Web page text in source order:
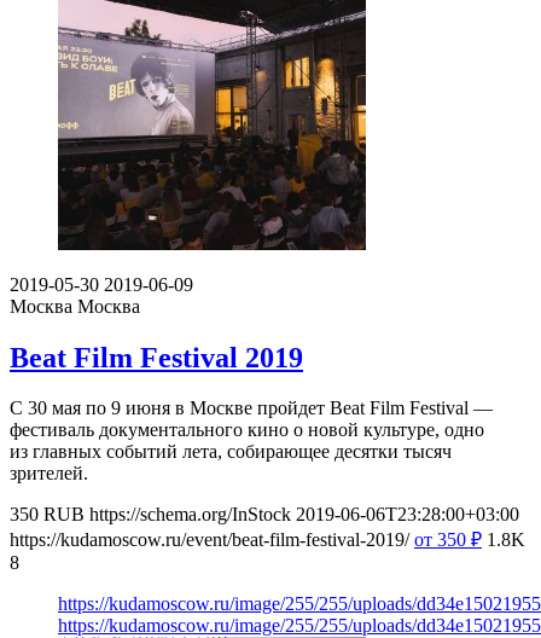
2019-05-30 2019-06-09
Москва Москва
Beat Film Festival 2019
С 30 мая по 9 июня в Москве пройдет Beat Film Festival —
фестиваль документального кино о новой культуре, одно
из главных событий лета, собирающее десятки тысяч
зрителей.
350 RUB https://schema.org/InStock 2019-06-06T23:28:00+03:00
https://kudamoscow.ru/event/beat-film-festival-2019/ от 350 ₽ 1.8K
8
https://kudamoscow.ru/image/255/255/uploads/
https://kudamoscow.ru/image/255/255/uploads/